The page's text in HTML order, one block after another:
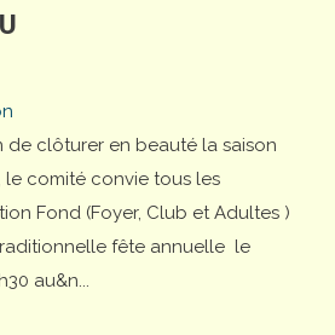
de clôturer en beauté la saison
le comité convie tous les
Fond (Foyer, Club et Adultes )
fête annuelle le
au&n...